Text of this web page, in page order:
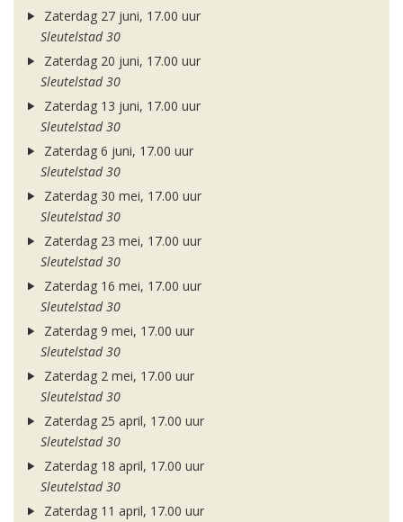
Zaterdag 27 juni, 17.00 uur
Sleutelstad 30
Zaterdag 20 juni, 17.00 uur
Sleutelstad 30
Zaterdag 13 juni, 17.00 uur
Sleutelstad 30
Zaterdag 6 juni, 17.00 uur
Sleutelstad 30
Zaterdag 30 mei, 17.00 uur
Sleutelstad 30
Zaterdag 23 mei, 17.00 uur
Sleutelstad 30
Zaterdag 16 mei, 17.00 uur
Sleutelstad 30
Zaterdag 9 mei, 17.00 uur
Sleutelstad 30
Zaterdag 2 mei, 17.00 uur
Sleutelstad 30
Zaterdag 25 april, 17.00 uur
Sleutelstad 30
Zaterdag 18 april, 17.00 uur
Sleutelstad 30
Zaterdag 11 april, 17.00 uur